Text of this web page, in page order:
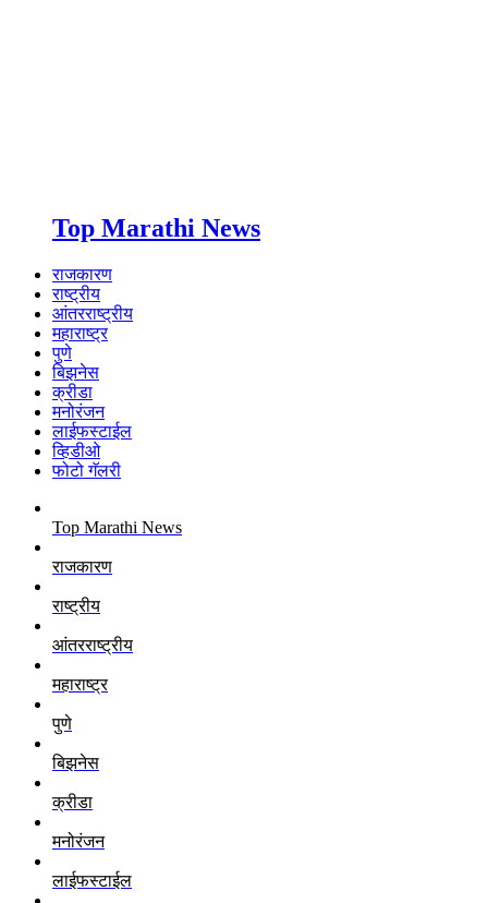
Top Marathi News
राजकारण
राष्ट्रीय
आंतरराष्ट्रीय
महाराष्ट्र
पुणे
बिझनेस
क्रीडा
मनोरंजन
लाईफस्टाईल
व्हिडीओ
फोटो गॅलरी
Top Marathi News
राजकारण
राष्ट्रीय
आंतरराष्ट्रीय
महाराष्ट्र
पुणे
बिझनेस
क्रीडा
मनोरंजन
लाईफस्टाईल